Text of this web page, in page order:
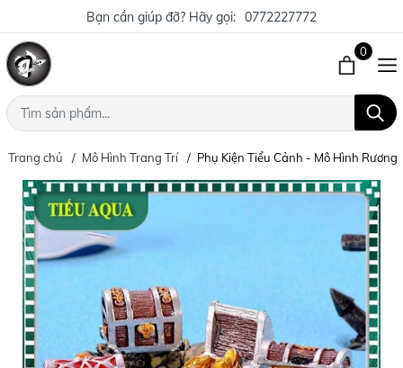
Bạn cần giúp đỡ? Hãy gọi: 0772227772
0
Trang chủ Mô Hình Trang Trí Phụ Kiện Tiểu Cảnh - Mô Hình